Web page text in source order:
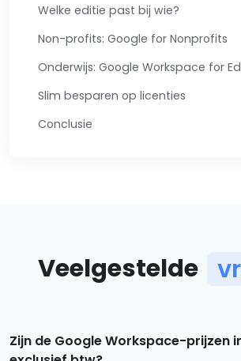
Welke editie past bij wie?
Non-profits: Google for Nonprofits
Onderwijs: Google Workspace for
Slim besparen op licenties
Conclusie
Veelgestelde
Zijn de Google Workspace-prijzen